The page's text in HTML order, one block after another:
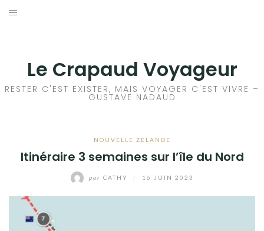
Aller
Le Crapaud Voyageur
RESTER C'EST EXISTER, MAIS VOYAGER C'EST VIVRE –
GUSTAVE NADAUD
NOUVELLE ZÉLANDE
Itinéraire 3 semaines sur l’île du Nord
par CATHY 16 JUIN 2023
EUROPE
AMÉRIQUE DU NORD